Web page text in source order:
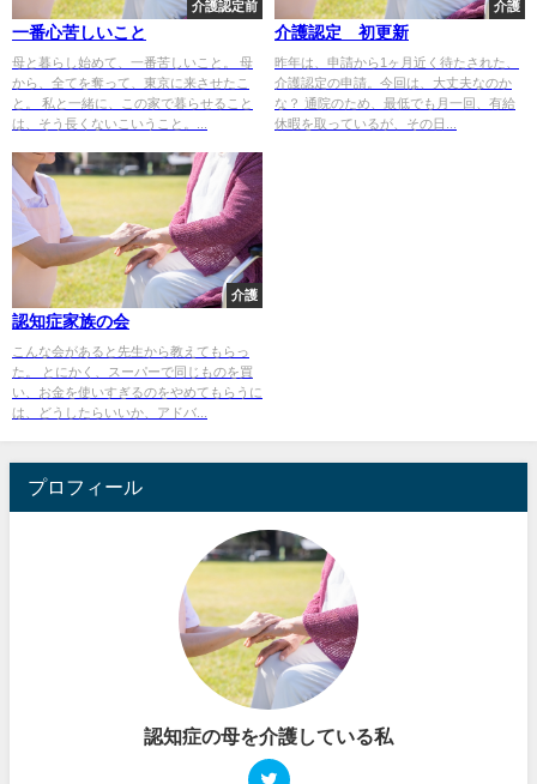
介護認定前
一番心苦しいこと
母と暮らし始めて、一番苦しいこと。 母
から、全てを奪って、東京に来させたこ
と。 私と一緒に、この家で暮らせること
は、そう長くないこいうこと。...
介護
介護認定 初更新
昨年は、申請から1ヶ月近く待たされた、
介護認定の申請。今回は、大丈夫なのか
な？ 通院のため、最低でも月一回、有給
休暇を取っているが、その日...
介護
認知症家族の会
こんな会があると先生から教えてもらっ
た。 とにかく、スーパーで同じものを買
い、お金を使いすぎるのをやめてもらうに
は、どうしたらいいか、アドバ...
プロフィール
認知症の母を介護している私